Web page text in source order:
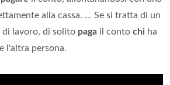
alla cassa. ... Se si tratta di un
di lavoro, di solito paga il conto chi ha
l'altra persona.